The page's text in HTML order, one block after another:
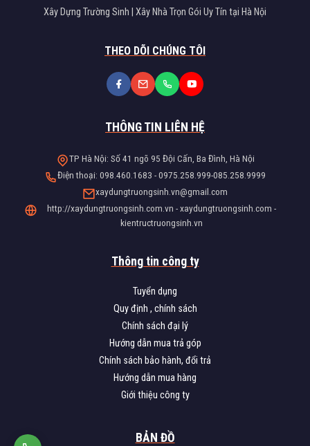
Xây Dựng Trường Sinh | Xây Nhà Trọn Gói Uy Tín tại Hà Nội
THEO DÕI CHÚNG TÔI
THÔNG TIN LIÊN HỆ
TP Hà Nội: Số 41 ngõ 95 Đội Cấn, Ba Đình, Hà Nội
Điện thoại: 098.460.1683 - 0975.258.999-085.258.9999
xaydungtruongsinh.vn@gmail.com
http://xaydungtruongsinh.com.vn - xaydungtruongsinh.com -
kientructruongsinh.vn
Thông tin công ty
Tuyển dụng
Quy định , chính sách
Chính sách đại lý
Hướng dẫn mua trả góp
Chính sách bảo hành, đổi trả
Hướng dẫn mua hàng
Giới thiệu công ty
BẢN ĐỒ